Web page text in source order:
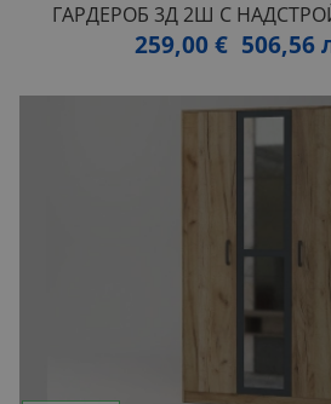
ГАРДЕРОБ 3Д 2Ш С
259,00 € 506,56